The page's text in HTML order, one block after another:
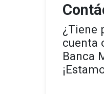
¿Tiene
cuenta
Banca